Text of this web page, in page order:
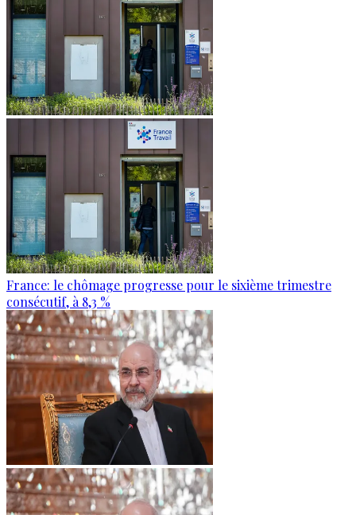
France: le chômage progresse pour le sixième trimestre
consécutif, à 8,3 %